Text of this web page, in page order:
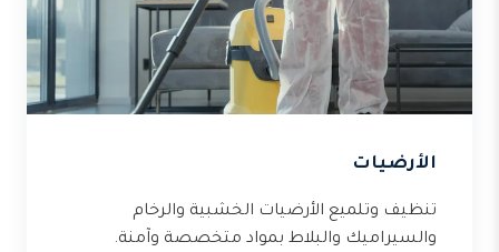
الأرضيات
تنظيف وتلميع الأرضيات الخشبية والرخام
والسيراميك والبلاط بمواد متخصصة وآمنة.